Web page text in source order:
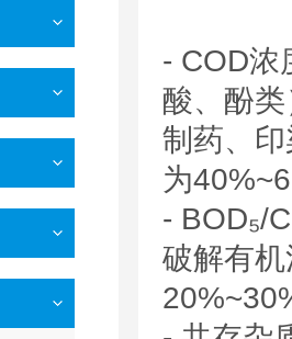
- COD浓
酸、酚
制药、
为
- BOD₅/
破解有